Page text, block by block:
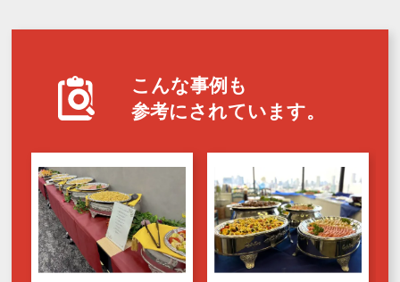
こんな事例も
参考にされています。